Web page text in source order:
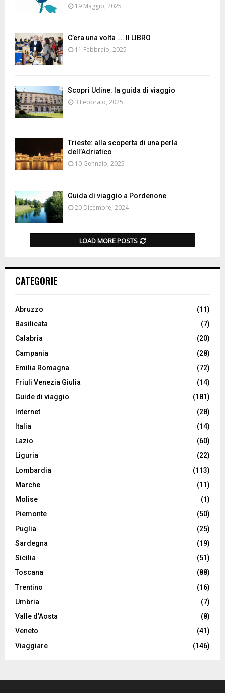
19 Maggio, 2025
C’era una volta …. Il LIBRO
11 Febbraio, 2025
Scopri Udine: la guida di viaggio
3 Febbraio, 2025
Trieste: alla scoperta di una perla
dell’Adriatico
10 Gennaio, 2025
Guida di viaggio a Pordenone
20 Dicembre, 2024
LOAD MORE POSTS
CATEGORIE
Abruzzo
(11)
Basilicata
(7)
Calabria
(20)
Campania
(28)
Emilia Romagna
(72)
Friuli Venezia Giulia
(14)
Guide di viaggio
(181)
Internet
(28)
Italia
(14)
Lazio
(60)
Liguria
(22)
Lombardia
(113)
Marche
(11)
Molise
(1)
Piemonte
(50)
Puglia
(25)
Sardegna
(19)
Sicilia
(51)
Toscana
(88)
Trentino
(16)
Umbria
(7)
Valle d'Aosta
(8)
Veneto
(41)
Viaggiare
(146)